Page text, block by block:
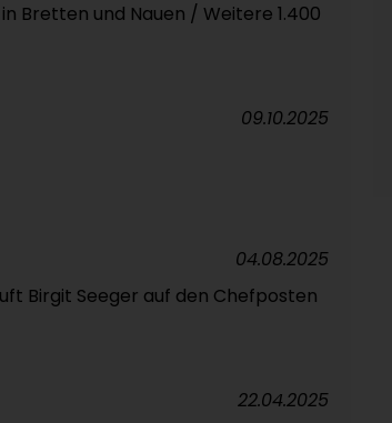
Bretten und Nauen / Weitere 1.400
09.10.2025
Birgit Seeger auf den Chefposten
04.08.2025
22.04.2025